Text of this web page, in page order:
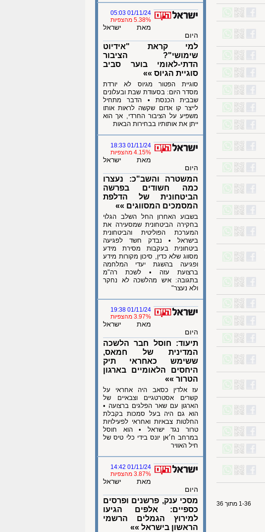
1-36 מתוך 36
01/11/24 05:03
5.38% מהצפיות
מאת ישראל
היום
למי קראת "אידיוט
שימושי"? הציבור
הדתי-לאומי בוער סביב
סוגיית הגיוס »»
סוגיית הפטור מגיוס לא יורדת
מסדר היום: בסעודת שבת ובעלונים
שבבית הכנסת • הדבר מתחיל
לייצר קו אדום שקשה לראות אותו
משפיע על הציבור החרדי, אך הוא
ייתן את אותותיו בבחירות הבאות
01/11/24 18:33
4.15% מהצפיות
מאת ישראל
היום
המשטרה והשב"כ: נעצרו
כמה חשודים בפרשה
הביטחונית של הדלפת
המסמכים המסווגים »»
בשבוע האחרון החל השלב הגלוי
בחקירה הביטחונית שמסעירה את
המערכת הפוליטית והביטחונית
בישראל • נבדק חשד לפגיעה
ביטחונית בעקבות מסירת מידע
מסווג שלא כדין, סיכון מקורות מידע
ופגיעה בהשגת יעדי המלחמה
ברצועת עזה • לשכת רה"מ
בתגובה: איש מהלשכה לא נחקר
ולא נעצר"
01/11/24 19:38
3.97% מהצפיות
מאת ישראל
היום
תיעוד: חוסל חבר הלשכה
המדינית של חמאס,
ששימש כאחראי תיק
היחסים הלאומיים בארגון
הטרור »»
עז אלדין כסאב היה אחראי על
קשרים אסטרטגיים וצבאיים של
הארגון עם שאר הפלגים ברצועה •
הוא גם היה בעל סמכות בקבלת
החלטות צבאיות ואחראי לפעילויות
טרור נגד ישראל • הוא חוסל
במרחב ח׳אן יונס בידי כלי טיס של
חיל האוויר
01/11/24 14:42
3.87% מהצפיות
מאת ישראל
היום
מסכי ענק, פרשנים ופרסים
כספיים: אלפים הגיעו
למירוץ הגמלים הרשמי
הראשון בישראל »»